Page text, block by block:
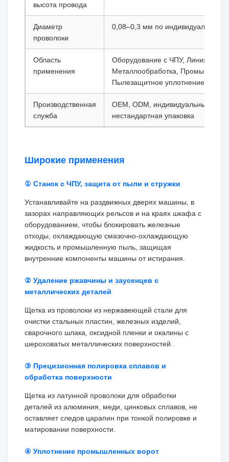
высота провода
Диаметр
проволоки
0,08–0,3 мм по индивидуальному
Область
применения
Оборудование с ЧПУ, Линия
Металлообработка,
Пылезащитное уплотнение шкафа
Производственная
служба
OEM, ODM, индивидуальный
нестандартная упаковка
Широкие применения
① Станок с ЧПУ, защита от пыли и стружки
Устанавливайте на раздвижных дверях машины, в
зазорах направляющих рельсов и на краях шкафа с
оборудованием, чтобы блокировать железные
отходы, охлаждающую смазочно-охлаждающую
жидкость и промышленную пыль, защищая
внутренние компоненты машины от истирания.
② Удаление ржавчины и заусенцев с
металлических деталей
Щетка из проволоки из нержавеющей стали для
очистки стальных пластин, железных изделий,
сварочного шлака, оксидной пленки и окалины с
шероховатых металлических поверхностей.
③ Прецизионная полировка сплавов и
обработка поверхности
Щетка из латунной проволоки для обработки
деталей из алюминия, меди, цинковых сплавов, не
оставляет следов царапин при тонкой полировке и
матировании поверхности.
④ Уплотнение промышленных ворот